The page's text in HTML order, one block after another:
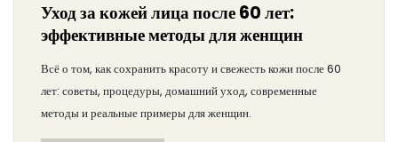
Уход за кожей лица после 60 лет:
эффективные методы для женщин
Всё о том, как сохранить красоту и свежесть кожи после 60
лет: советы, процедуры, домашний уход, современные
методы и реальные примеры для женщин.